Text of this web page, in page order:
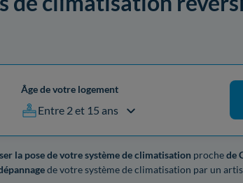
Âge de votre logement
Entre 2 et 15 ans
la pose de votre système de climatisation prochede
de votre système de climatisation par un